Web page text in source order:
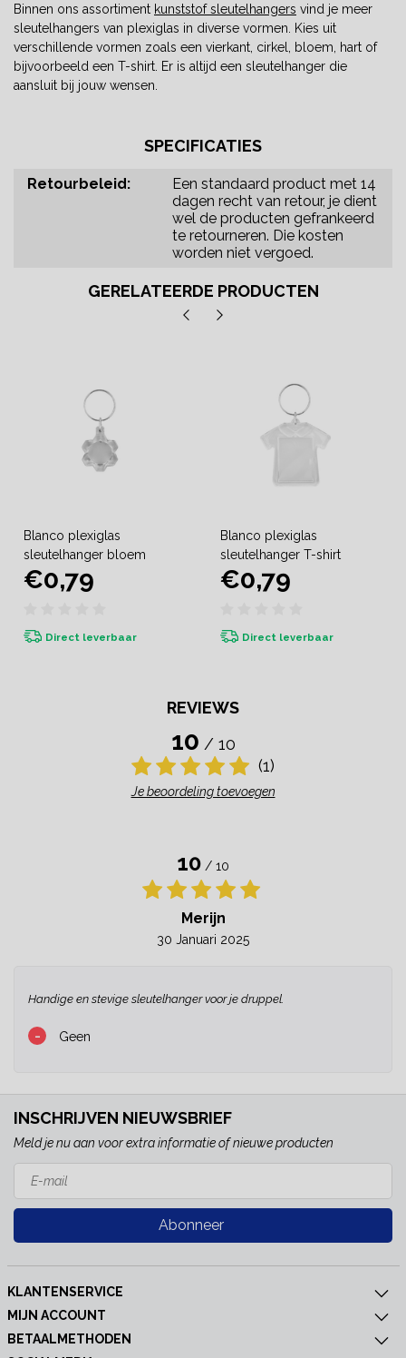
Binnen ons assortiment kunststof sleutelhangers vind je meer
sleutelhangers van plexiglas in diverse vormen. Kies uit
verschillende vormen zoals een vierkant, cirkel, bloem, hart of
bijvoorbeeld een T-shirt. Er is altijd een sleutelhanger die
aansluit bij jouw wensen.
SPECIFICATIES
Retourbeleid:
Een standaard product met 14
dagen recht van retour, je dient
wel de producten gefrankeerd
te retourneren. Die kosten
worden niet vergoed.
GERELATEERDE PRODUCTEN
Blanco plexiglas
sleutelhanger bloem
€0,79
Direct leverbaar
Blanco plexiglas
sleutelhanger T-shirt
€0,79
Direct leverbaar
REVIEWS
10 / 10
(1)
Je beoordeling toevoegen
10 / 10
Merijn
30 Januari 2025
Handige en stevige sleutelhanger voor je druppel.
- Geen
INSCHRIJVEN NIEUWSBRIEF
Meld je nu aan voor extra informatie of nieuwe producten
Abonneer
KLANTENSERVICE
MIJN ACCOUNT
BETAALMETHODEN